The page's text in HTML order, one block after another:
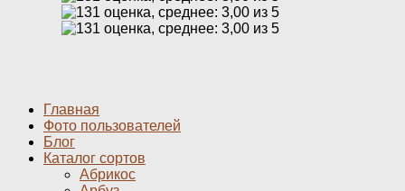
Главная
Фото пользователей
Блог
Каталог сортов
Абрикос